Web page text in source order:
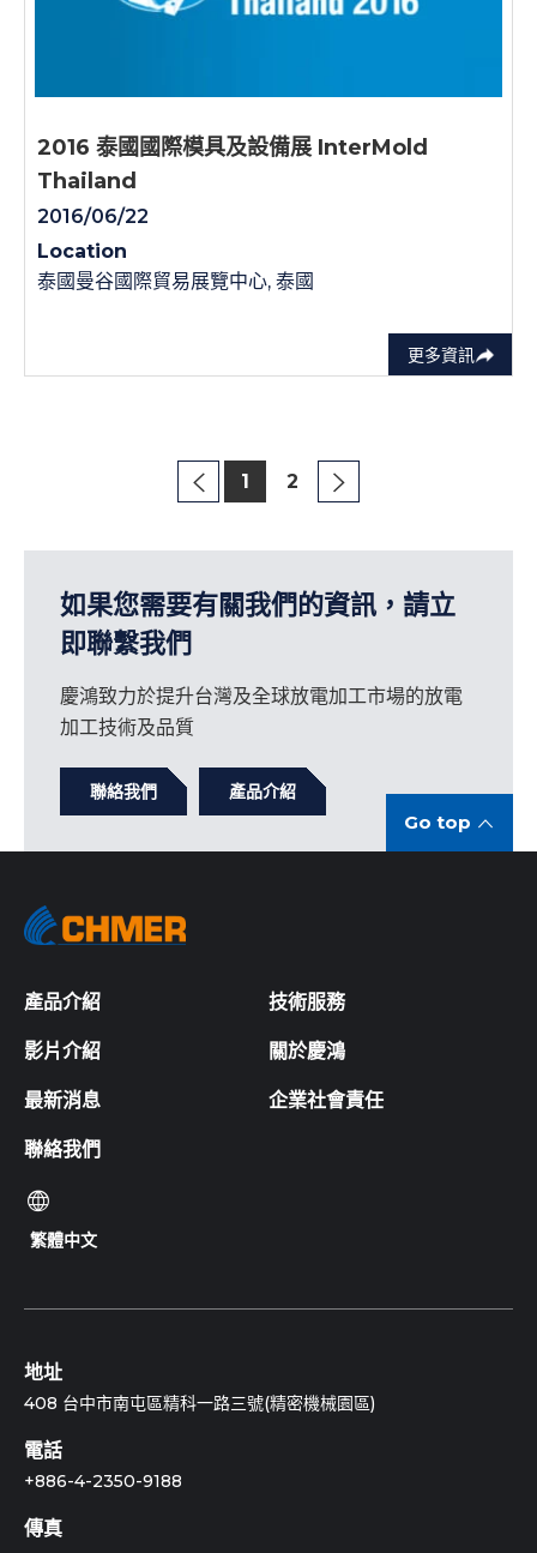
更多資訊
2016 泰國國際模具及設備展 InterMold
Thailand
2016/06/22
Location
泰國曼谷國際貿易展覽中心, 泰國
1 2
如果您需要有關我們的資訊，請立
即聯繫我們
慶鴻致力於提升台灣及全球放電加工市場的放電
加工技術及品質
聯絡我們 產品介紹
Go top
產品介紹 技術服務
影片介紹 關於慶鴻
最新消息 企業社會責任
聯絡我們
繁體中文
地址
408 台中市南屯區精科一路三號(精密機械園區)
電話
+886-4-2350-9188
傳真